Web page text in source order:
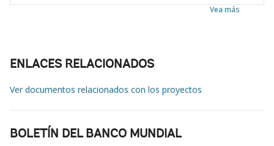
Vea más
ENLACES RELACIONADOS
Ver documentos relacionados con los proyectos
BOLETÍN DEL BANCO MUNDIAL